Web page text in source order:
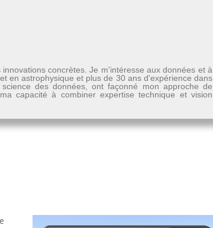
concrètes. Je m'intéresse aux données et à
en astrophysique et plus de 30 ans d'expérience dans
des données, ont façonné mon approche de
capacité à combiner expertise technique et vision